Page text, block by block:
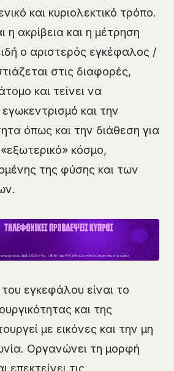
και κυριολεκτικό τρόπο.
η ακρίβεια και η μέτρηση
ο αριστερός εγκέφαλος /
στις διαφορές,
και τείνει να
και την
όπως και την διάθεση για
κόσμο,
της φύσης και των
εγκεφάλου είναι το
και της
με εικόνες και την μη
Οργανώνει τη μορφή